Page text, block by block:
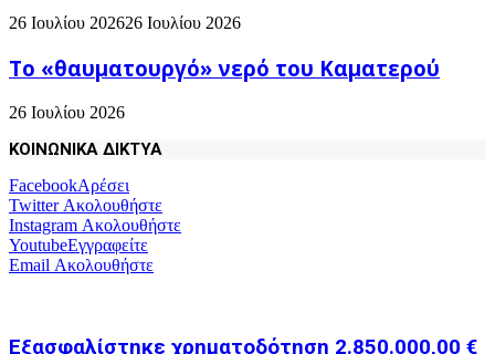
26 Ιουλίου 202626 Ιουλίου 2026
Το «θαυματουργό» νερό του Καματερού
26 Ιουλίου 2026
ΚΟΙΝΩΝΙΚΑ ΔΙΚΤΥΑ
FacebookΑρέσει
TwitterΑκολουθήστε
Instagram Ακολουθήστε
YoutubeΕγγραφείτε
Email Ακολουθήστε
Εξασφαλίστηκε χρηματοδότηση 2.850.000,00 €